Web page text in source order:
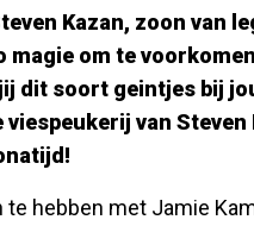
Kazan, zoon van
magie om te
dit soort geintjes bij
viespeukerij van
hebben met Jamie